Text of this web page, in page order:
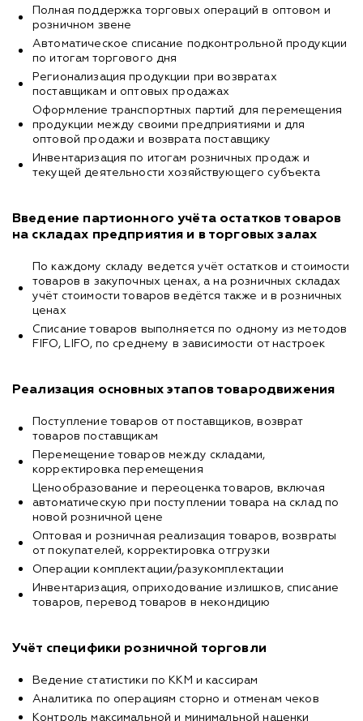
Полная поддержка торговых операций в оптовом и
розничном звене
Автоматическое списание подконтрольной продукции
по итогам торгового дня
Регионализация продукции при возвратах
поставщикам и оптовых продажах
Оформление транспортных партий для перемещения
продукции между своими предприятиями и для
оптовой продажи и возврата поставщику
Инвентаризация по итогам розничных продаж и
текущей деятельности хозяйствующего субъекта
Введение партионного учёта остатков товаров
на складах предприятия и в торговых залах
По каждому складу ведется учёт остатков и стоимости
товаров в закупочных ценах, а на розничных складах
учёт стоимости товаров ведётся также и в розничных
ценах
Списание товаров выполняется по одному из методов
FIFO, LIFO, по среднему в зависимости от настроек
Реализация основных этапов товародвижения
Поступление товаров от поставщиков, возврат
товаров поставщикам
Перемещение товаров между складами,
корректировка перемещения
Ценообразование и переоценка товаров, включая
автоматическую при поступлении товара на склад по
новой розничной цене
Оптовая и розничная реализация товаров, возвраты
от покупателей, корректировка отгрузки
Операции комплектации/разукомплектации
Инвентаризация, оприходование излишков, списание
товаров, перевод товаров в некондицию
Учёт специфики розничной торговли
Ведение статистики по ККМ и кассирам
Аналитика по операциям сторно и отменам чеков
Контроль максимальной и минимальной наценки